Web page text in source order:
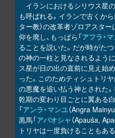
イランにおけるシリウス星の
も呼ばれる。イランで古くか
ター教）の改革者ゾロアスタ
仰を廃し、もっぱら「アフラ・
ることを説いた。だが時がた
の神の一柱と見なされるよう
ス星が日の出の直前に見え始
った。このためティシュトリ
の悪魔を追い払う神とされた
乾期の変わり目ごとに翼ある
「アンラ・マンユ（Angra
黒馬「アパオシャ（Apauša,
トリヤは一度負けることもあ